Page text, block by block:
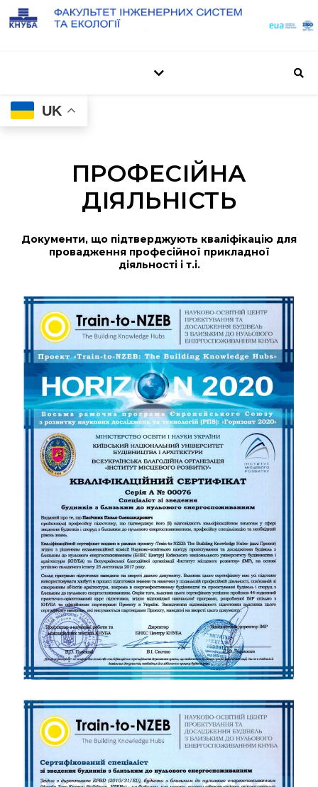
UK
ПРОФЕСІЙНА
ДІЯЛЬНІСТЬ
Документи, що підтверджують кваліфікацію для
провадження професійної прикладної
діяльності і т.і.